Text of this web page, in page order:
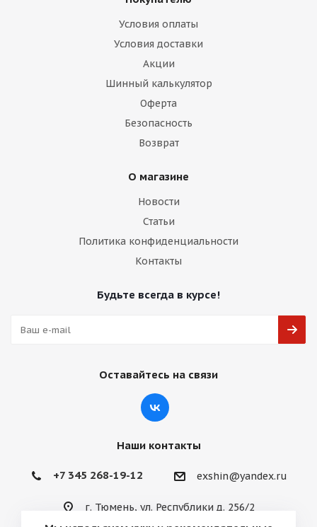
Условия оплаты
Условия доставки
Акции
Шинный калькулятор
Оферта
Безопасность
Возврат
О магазине
Новости
Статьи
Политика конфиденциальности
Контакты
Будьте всегда в курсе!
Оставайтесь на связи
Наши контакты
+7 345 268-19-12 exshin@yandex.ru
г. Тюмень, ул. Республики д. 256/2